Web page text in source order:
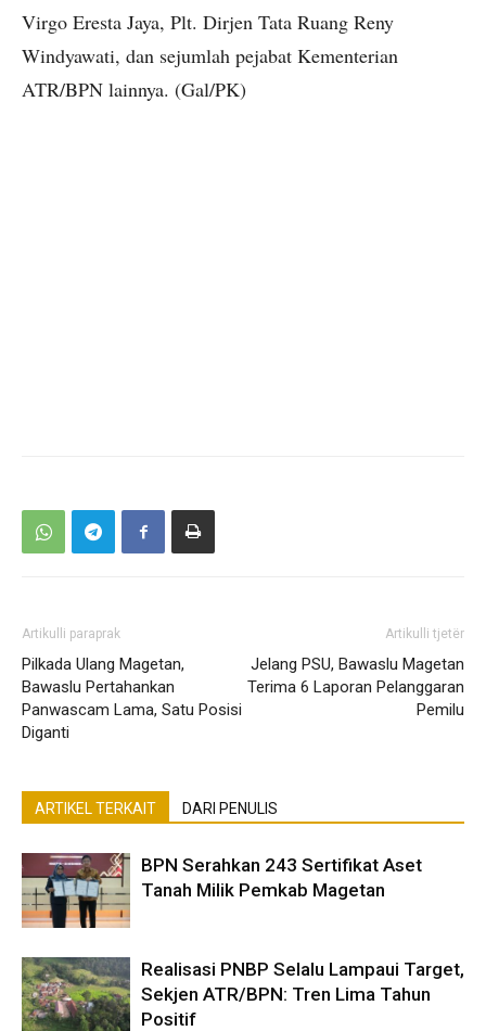
Virgo Eresta Jaya, Plt. Dirjen Tata Ruang Reny
Windyawati, dan sejumlah pejabat Kementerian
ATR/BPN lainnya. (Gal/PK)
Artikulli paraprak
Pilkada Ulang Magetan,
Bawaslu Pertahankan
Panwascam Lama, Satu Posisi
Diganti
Artikulli tjetër
Jelang PSU, Bawaslu Magetan
Terima 6 Laporan Pelanggaran
Pemilu
ARTIKEL TERKAIT DARI PENULIS
BPN Serahkan 243 Sertifikat Aset
Tanah Milik Pemkab Magetan
Realisasi PNBP Selalu Lampaui Target,
Sekjen ATR/BPN: Tren Lima Tahun
Positif